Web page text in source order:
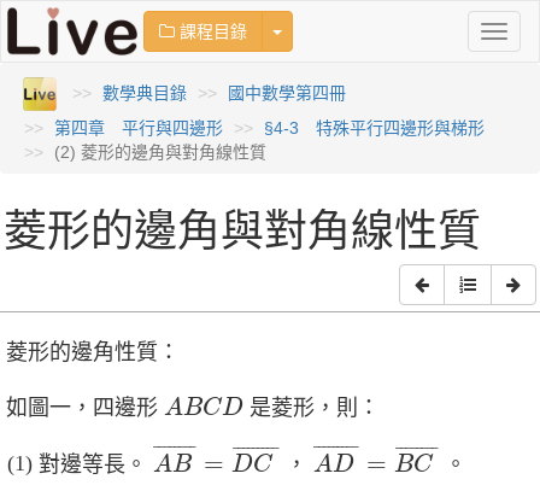
課程目錄 Toggle Dropdown
數學典目錄
國中數學第四冊
第四章 平行與四邊形
§4-3 特殊平行四邊形與梯形
(2) 菱形的邊角與對角線性質
菱形的邊角與對角線性質
菱形的邊角性質：
如圖一，四邊形 ABCD
A BCD 是菱形，則：
對邊等長。
¯¯¯¯¯¯¯¯
AB = ¯¯¯¯¯¯¯¯¯
DC
AB¯ DC¯
，
¯¯¯¯¯¯¯¯¯
AD = ¯¯¯¯¯¯¯¯
BC
AD¯ C¯
。